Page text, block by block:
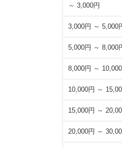
～ 3,000円
3,000円 ～ 5,000
5,000円 ～ 8,000
8,000円 ～
10,000円 ～
15,000円 ～
20,000円 ～